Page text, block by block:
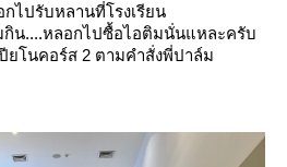
ไปรับหลานที่โรงเรียน
กิน....หลอกไปซื้อไอติมนั่นแหละครับ
ยโนคอร์ส 2 ตามคำสั่งพี่ปาล์ม